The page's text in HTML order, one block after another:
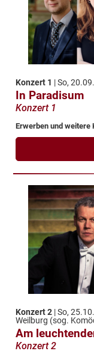
Konzert 1 | So,
In Paradisum
Konzert 1
Erwerben und
Konzert 2 | So,
Weilburg (sog.
Am
Konzert 2